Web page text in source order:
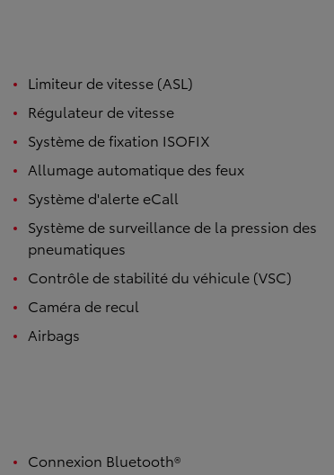
Limiteur de vitesse (ASL)
Régulateur de vitesse
Système de fixation ISOFIX
Allumage automatique des feux
Système d'alerte eCall
Système de surveillance de la pression des
pneumatiques
Contrôle de stabilité du véhicule (VSC)
Caméra de recul
Airbags
Connexion Bluetooth®